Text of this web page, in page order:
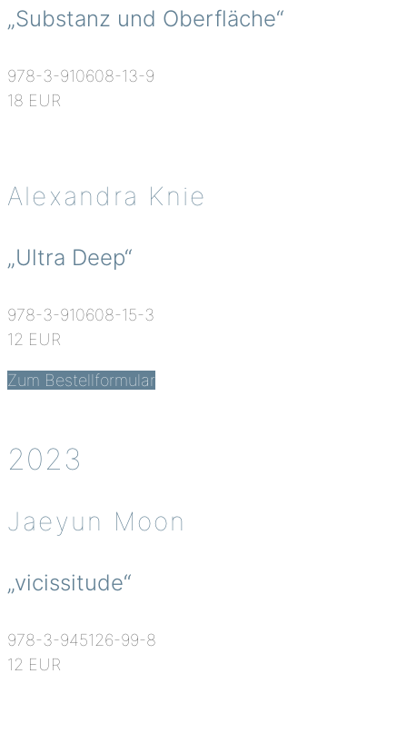
„Substanz und Oberfläche“
978-3-910608-13-9
18 EUR
Alexandra Knie
„Ultra Deep“
978-3-910608-15-3
12 EUR
Zum Bestellformular
2023
Jaeyun Moon
„vicissitude“
978-3-945126-99-8
12 EUR